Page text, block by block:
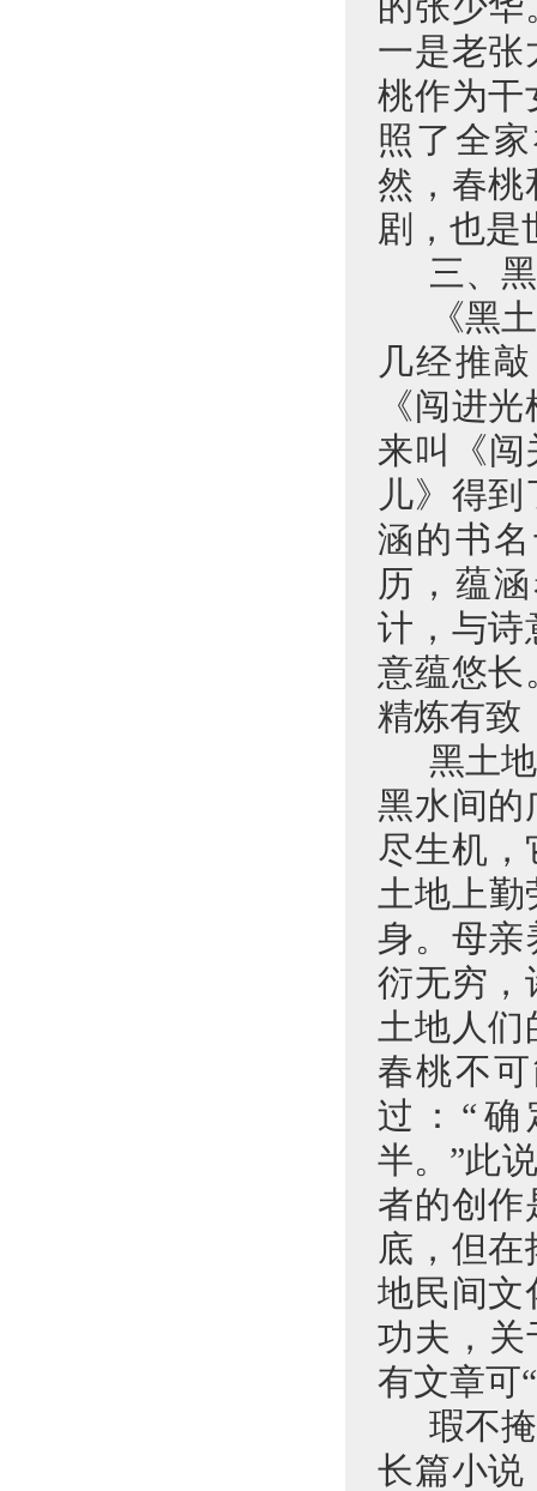
一是老张
桃作为干
照了全
然，春桃
剧，也是
三、
《黑
几经推
《闯进
来叫《
儿》得
涵的书
历，蕴
计，与诗
意蕴悠长
精炼有致
黑土
黑水间的
尽生机
土地上
身。母亲
衍无穷，
土地人
春桃不
过：“确
半。”此
者的创作
底，但
地民间文
功夫，关
有文章可
瑕不
长篇小说